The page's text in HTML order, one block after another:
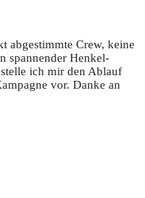
abgestimmte Crew, keine
spannender Henkel-
ich mir den Ablauf
vor. Danke an